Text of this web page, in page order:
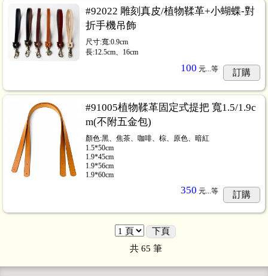
#92022 雕刻真皮/植物鞣革+小蝴蝶-對
折手機吊飾
尺寸:寬:0.9cm
長:12.5cm、16cm
100 元... 等 訂購
#91005植物鞣革固定式提把 寬1.5/1.9c
m(不附五金包)
顏色:黑、焦茶、咖啡、棕、原色、暗紅
1.5*50cm
1.9*45cm
1.9*56cm
1.9*60cm
350 元... 等 訂購
下頁
共 65 筆